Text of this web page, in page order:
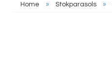
Home » Stokparasols »